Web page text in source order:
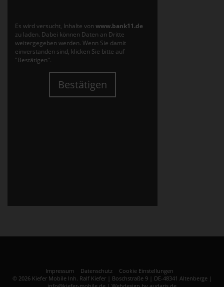
Es wird versucht, Inhalte von www.bank11.de
zu laden. Dabei können Daten an Dritte
weitergegeben werden. Wenn Sie damit
einverstanden sind, klicken Sie bitte auf
"Bestätigen".
Bestätigen
Impressum Datenschutz
Cookie Einstellungen
© 2026 Kiefer Mobile Inh. Ralf Kiefer | Boschstraße 9 | DE-48341 Altenberge |